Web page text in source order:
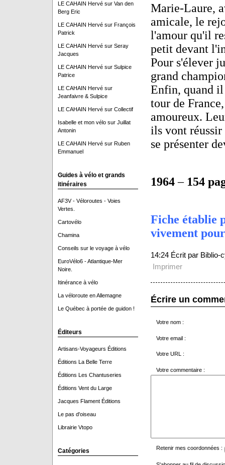
LE CAHAIN Hervésur Van den
Berg Eric
LE CAHAIN Hervésur François
Patrick
LE CAHAIN Hervésur Seray
Jacques
LE CAHAIN Hervésur Sulpice
Patrice
LE CAHAIN Hervésur
Jeanfaivre & Sulpice
LE CAHAIN Hervésur Collectif
Isabelle et mon vélosur Juillat
Antonin
LE CAHAIN Hervésur Ruben
Emmanuel
Guides à vélo et grands
itinéraires
AF3V - Véloroutes - Voies
Vertes.
Cartovélo
Chamina
Conseils sur le voyage à vélo
EuroVélo6 - Atlantique-Mer
Noire.
Itinérance à vélo
La véloroute en Allemagne
Le Québec à portée de guidon !
Éditeurs
Artisans-Voyageurs Éditions
Éditions La Belle Terre
Éditions Les Chantuseries
Éditions Vent du Large
Jacques Flament Éditions
Le pas d'oiseau
Librairie Vtopo
Catégories
Marie-Laure,
amicale, le
l'amour qu'il
petit devant
Pour s'élever
grand
Enfin, quand
tour de
amoureux.
ils vont
se présenter
1964– 154
Fiche établie
vivement
14:24 Écrit par Biblio-
Imprimer
Écrire un
Votre nom :
Votre email :
Votre URL :
Votre commentaire :
Retenir mes coordonnées :